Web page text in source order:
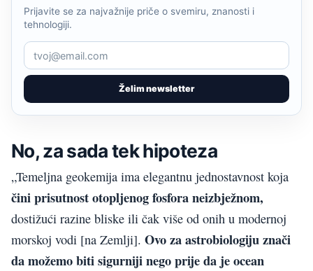
Želim newsletter
Prijavite se za najvažnije priče o svemiru, znanosti i
tehnologiji.
No, za sada tek hipoteza
„Temeljna geokemija ima elegantnu jednostavnost koja
čini prisutnost otopljenog fosfora neizbježnom,
dostižući razine bliske ili čak više od onih u modernoj
morskoj vodi [na Zemlji]. Ovo za astrobiologiju znači
da možemo biti sigurniji nego prije da je ocean